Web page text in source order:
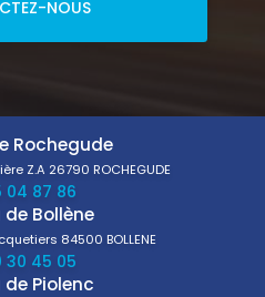
NOUS
Rochegude
Z.A 26790 ROCHEGUDE
04 87 86
de Bollène
84500 BOLLENE
30 45 05
de Piolenc